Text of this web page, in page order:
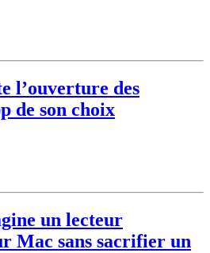
l’ouverture des
de son choix
un lecteur
Mac sans sacrifier un